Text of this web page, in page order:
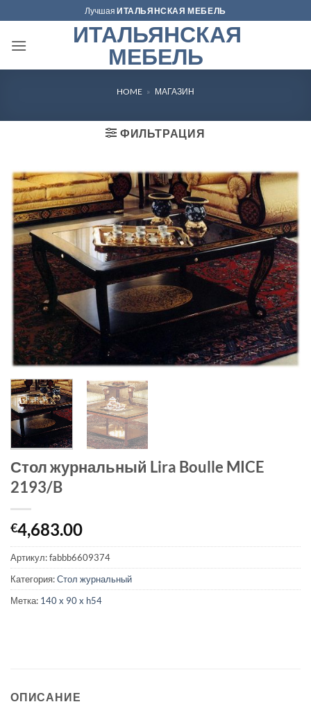
to
content
ЛучшаяИТАЛЬЯНСКАЯ МЕБЕЛЬ
ИТАЛЬЯНСКАЯ
МЕБЕЛЬ
HOME » МАГАЗИН
ФИЛЬТРАЦИЯ
Стол журнальный Lira Boulle MICE
2193/B
€4,683.00
Артикул:fabbb6609374
Категория:Стол журнальный
Метка: 140 x 90 x h54
ОПИСАНИЕ